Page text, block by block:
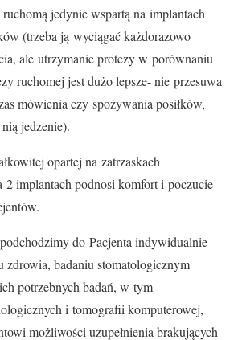
jedynie wspartą na implantach
(trzeba ją wyciągać każdorazowo
ale utrzymanie protezy w porównaniu
ruchomej jest dużo lepsze- nie przesuwa
mówienia czy spożywania posiłków,
jedzenie).
opartej na zatrzaskach
2 implantach podnosi komfort i poczucie
do Pacjenta indywidualnie
zdrowia, badaniu stomatologicznym
potrzebnych badań, w tym
i tomografii komputerowej,
możliwości uzupełnienia brakujących